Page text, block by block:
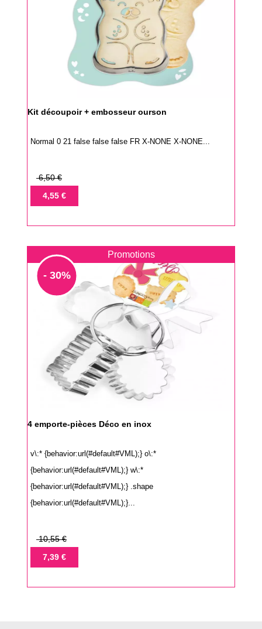
Kit découpoir + embosseur ourson
Normal 0 21 false false false FR X-NONE X-NONE...
Prix
base
6,50 €
Prix4,55 €
Promotions
- 30%
4 emporte-pièces Déco en inox
v\:* {behavior:url(#default#VML);} o\:*
{behavior:url(#default#VML);} w\:*
{behavior:url(#default#VML);} .shape
{behavior:url(#default#VML);}...
Prix
base
10,55 €
Prix7,39 €